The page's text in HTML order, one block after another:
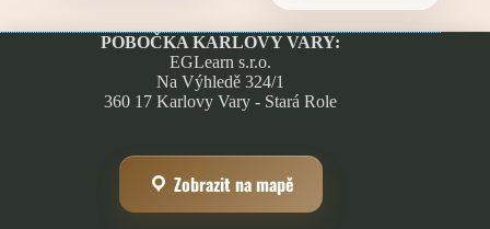
POBOČKA KARLOVY VARY:
EGLearn s.r.o.
Na Výhledě 324/1
360 17 Karlovy Vary - Stará Role
Zobrazit na mapě